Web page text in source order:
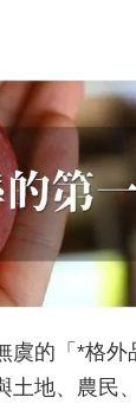
虞的「*格
地、農民